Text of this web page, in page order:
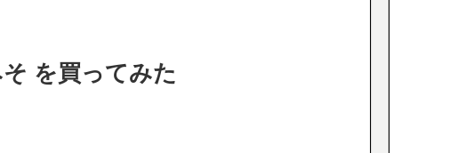
を買ってみた